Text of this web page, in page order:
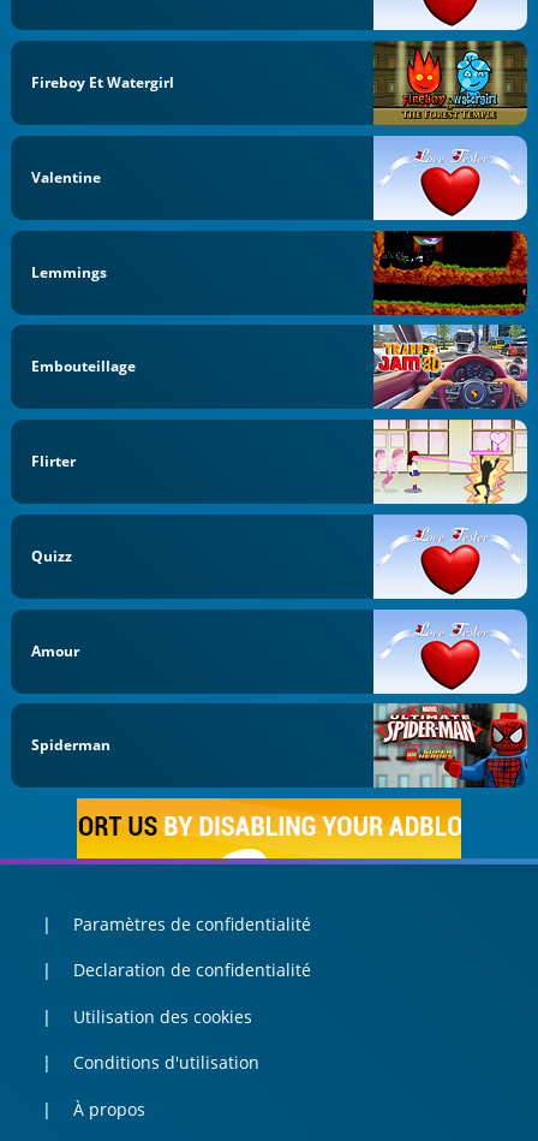
Fireboy Et Watergirl
Valentine
Lemmings
Embouteillage
Flirter
Quizz
Amour
Spiderman
Paramètres de confidentialité
Declaration de confidentialité
Utilisation des cookies
Conditions d'utilisation
À propos